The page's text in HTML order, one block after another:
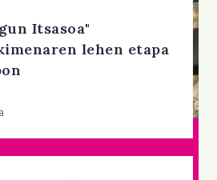
Itsasoa"
lehen etapa